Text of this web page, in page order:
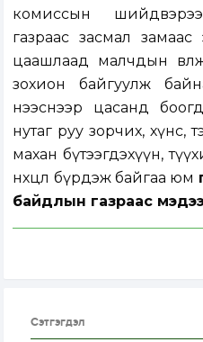
комиссын
газраас засмал замаас
цаашлаад малчдын
зохион байгуулж
нээснээр цасанд
нутаг руу зорчих, хүнс,
махан бүтээгдэхүүн,
нөхцөл бүрдэж байгаа юм
байдлын газраас
Сэтгэгдэл